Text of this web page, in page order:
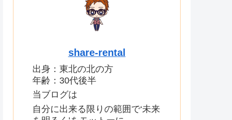
share-rental
出身：東北の北の方
年齢：30代後半
当ブログは
自分に出来る限りの範囲で‘未来